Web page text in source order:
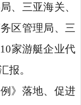
、三亚海关、
区管理局、三
10家游艇企业代
报。
》落地、促进